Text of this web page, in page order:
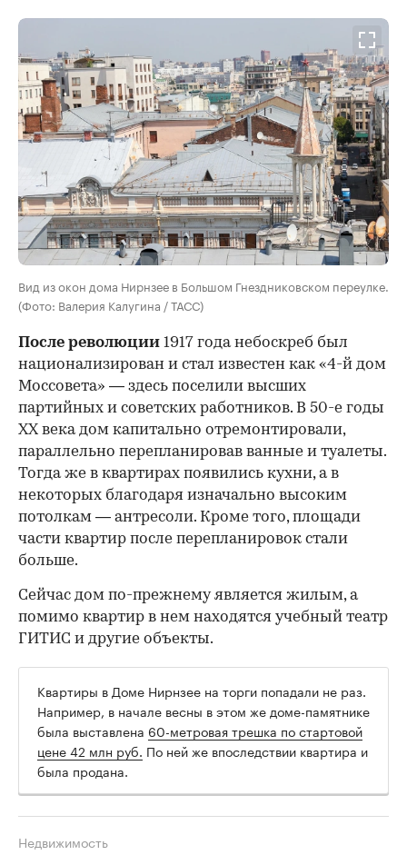
Вид из окон дома Нирнзее в Большом Гнездниковском переулке.
(Фото: Валерия Калугина / ТАСС)
После революции 1917 года небоскреб был
национализирован и стал известен как «4-й дом
Моссовета» — здесь поселили высших
партийных и советских работников. В 50-е годы
ХХ века дом капитально отремонтировали,
параллельно перепланировав ванные и туалеты.
Тогда же в квартирах появились кухни, а в
некоторых благодаря изначально высоким
потолкам — антресоли. Кроме того, площади
части квартир после перепланировок стали
больше.
Сейчас дом по-прежнему является жилым, а
помимо квартир в нем находятся учебный театр
ГИТИС и другие объекты.
Квартиры в Доме Нирнзее на торги попадали не раз.
Например, в начале весны в этом же доме-памятнике
была выставлена 60-метровая трешка по стартовой
цене 42 млн руб. По ней же впоследствии квартира и
была продана.
Недвижимость